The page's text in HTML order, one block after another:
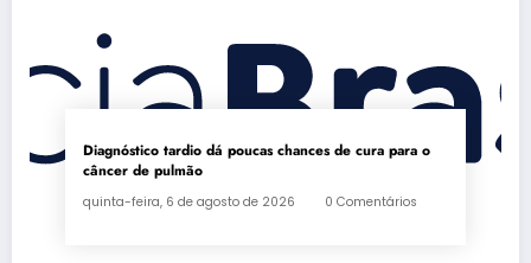
Diagnóstico tardio dá poucas chances de cura para o
câncer de pulmão
quinta-feira, 6 de agosto de 2026 0 Comentários